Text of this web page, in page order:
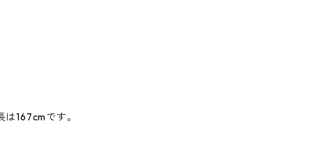
167cmです。